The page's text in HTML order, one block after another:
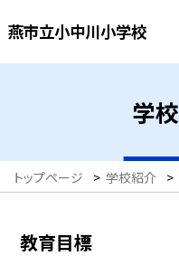
燕市立小中川小学校
学
トップページ > 学校紹介 >
教育目標